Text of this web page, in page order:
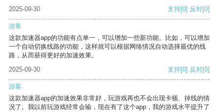
2025-09-30 支持[0] 反对[0]
游客
这款加速器app的功能有点单一，可以增加一些新功能。比如，可以增加
一个自动切换线路的功能，这样就可以根据网络情况自动选择最优的线
路，从而获得更好的加速效果。
2025-09-30
支持[0] 反对[0]
游客
这款加速器app的加速效果非常好，玩游戏再也不会出现卡顿、掉线的情
况了。我以前玩游戏经常会输，现在有了这个app，我的游戏水平提升了